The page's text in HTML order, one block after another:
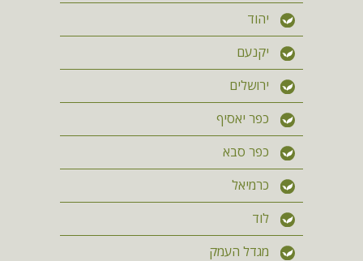
יהוד
יקנעם
ירושלים
כפר יאסיף
כפר סבא
כרמיאל
לוד
מגדל העמק